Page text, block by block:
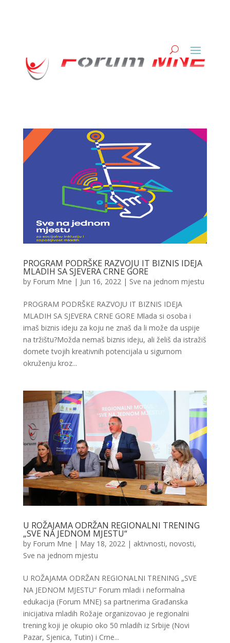
PROGRAM PODRŠKE RAZVOJU IT BIZNIS IDEJA
MLADIH SA SJEVERA CRNE GORE
by Forum Mne | Jun 16, 2022| Sve na jednom mjestu
PROGRAM PODRŠKE RAZVOJU IT BIZNIS IDEJA
MLADIH SA SJEVERA CRNE GORE Mlada si osoba i
imaš biznis ideju za koju ne znaš da li može da uspije
na tržištu?Možda nemaš biznis ideju, ali želiš da istražiš
domete tvojih kreativnih potencijala u sigurnom
okruženju kroz...
U ROŽAJAMA ODRŽAN REGIONALNI TRENING
„SVE NA JEDNOM MJESTU“
by Forum Mne | May 18, 2022| aktivnosti, novosti,
Sve na jednom mjestu
U ROŽAJAMA ODRŽAN REGIONALNI TRENING „SVE
NA JEDNOM MJESTU“ Forum mladi i neformalna
edukacija (Forum MNE) sa partnerima Građanska
inicijativa mladih Rožaje organizovao je regionalni
trening koji je okupio oko 50 mladih iz Srbije (Novi
Pazar, Sjenica, Tutin) i Crne...